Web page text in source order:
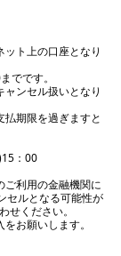
ト上の口座となり
でです。
ンセル扱いとなり
期限を過ぎますと
：00
利用の金融機関に
セルとなる可能性が
せください。
お願いします。